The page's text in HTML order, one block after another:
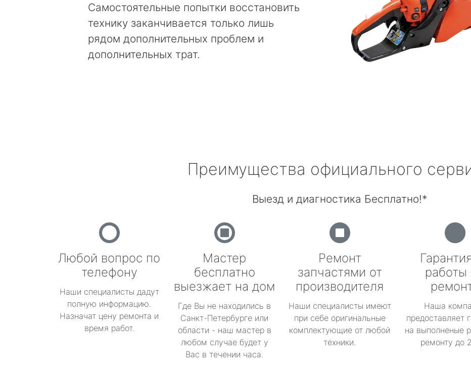
Самостоятельные попытки восстановить
технику заканчивается только лишь
рядом дополнительных проблем и
дополнительных трат.
Преимущества официального
Выезд и диагностика Бесплатно!*
Любой вопрос по
телефону
Наши специалисты дадут
полную информацию.
Назначат цену ремонта и
время работ.
Мастер
бесплатно
выезжает на дом
Где Вы не находились в
Санкт-Петербурге или
области - наш мастер в
любом случае будет у
Вас в течении часа.
Ремонт
запчастями от
производителя
Наши специалисты имеют
при себе оригинальные
комплектующие от любой
техники.
работы
Наша
предоставляет
на выполненые
ремонту до